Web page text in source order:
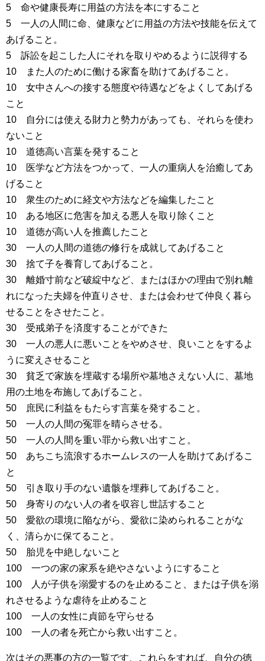
5 命や健康長寿に用益の方法を本にすること
5 一人の人間に命、健康などに用益の方法や技能を伝えて
あげること。
5 訴訟を起こした人にそれを取りやめるように説得する
10 また人のために働ける家畜を助けてあげること。
10 女中さんへの接する態度や待遇などをよくしてあげる
こと
10 自分には使える財力と勢力があっても、それらを使わ
ないこと
10 道徳高い言葉を発すること
10 医学など方法をつかって、一人の重病人を治癒してあ
げること
10 衆生のために経文や方法などを編集したこと
10 ある地区に危害を加える悪人を取り除くこと
10 道徳が高い人を推薦したこと
30 一人の人間の道徳の修行を成就してあげること
30 捨て子を養育してあげること。
30 離婚寸前など破綻中など、またはほかの理由で別れ離
れになった夫婦を仲直りさせ、または会わせて仲良く暮ら
せることをさせたこと。
30 受戒弟子を済度することができた
30 一人の悪人に悪いことをやめさせ、良いことをするよ
うに変えさせること
30 貧乏で家族を埋蔵する場所や墓地さえない人に、墓地
用の土地を布施してあげること。
50 庶民に利益をもたらす言葉を発すること。
50 一人の人間の冤罪を晴らさせる。
50 一人の人間を重い罪から救い出すこと。
50 あちこち流浪するホームレスの一人を助けてあげるこ
と
50 引き取り手のない遺骸を埋葬してあげること。
50 身寄りのない人の者を収容し世話すること
50 愛欲の環境に陥ながら、愛欲に染められることがな
く、清らかに保てること。
50 胎児を中絶しないこと
100 一つの家の家系を絶やさないようにすること
100 人が子供を溺愛するのを止めること、または子供を溺
れさせるような虐待を止めること
100 一人の女性に貞節を守らせる
100 一人の者を死亡から救い出すこと。
次はその悪事の方の一覧です、これらをすれば、自分の徳